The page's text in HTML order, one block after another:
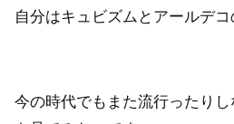
自分はキュビズムとアールデコ
今の時代でもまた流行ったり